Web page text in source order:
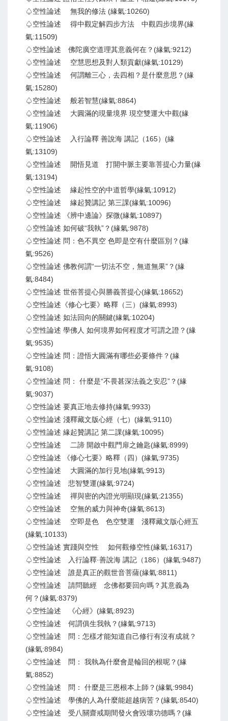
♤空性論述 無我的修法 (緣氣:10260)
♤空性論述 得中觀定解四步方法 中觀四步境界(緣
氣:11509)
♤空性論述 佛陀廣空道理其意義何在？(緣氣:9212)
♤空性論述 空慧思想及對人類貢獻(緣氣:10129)
♤空性論述 何謂離三心，去四相？是什麼意思？(緣
氣:15280)
♤空性論述 般若智慧(緣氣:8864)
♤空性論述 大圓滿的現量境界 現空雙運大中觀(緣
氣:11906)
♤空性論述 入行論釋 善說海 講記（165）(緣
氣:13109)
♤空性論述 開悟見道 打開中脈主要靠菩提心力量(緣
氣:13194)
♤空性論述 緣起性空的中道哲學(緣氣:10912)
♤空性論述 緣起贊講記 第三課(緣氣:10096)
♤空性論述 《辨中邊論》探微(緣氣:10897)
♤空性論述 如何破“我執”？(緣氣:9878)
♤空性論述 問：色不異空 色即是空有什麼區別？(緣
氣:9526)
♤空性論述 佛教何謂“一切法不空，無道無果”？(緣
氣:8484)
♤空性論述 世俗菩提心與勝義菩提心(緣氣:18652)
♤空性論述《修心七要》略釋（三）(緣氣:8993)
♤空性論述 如法回向的關鍵(緣氣:10204)
♤空性論述 學佛人 如何境界如何程度才可謂之證？(緣
氣:9535)
♤空性論述 問：證悟大圓滿有哪些必要條件？(緣
氣:9108)
♤空性論述 問： 什麼是“不畏甚深法義之安忍”？(緣
氣:9037)
♤空性論述 要真正地去修持(緣氣:9933)
♤空性論述 淺釋藏文版心經（七）(緣氣:9110)
♤空性論述 緣起贊講記 第二課(緣氣:10095)
♤空性論述 二諦 開啟中觀門扉之鑰匙(緣氣:8999)
♤空性論述 《修心七要》略釋（四）(緣氣:9735)
♤空性論述 大圓滿的加行見地(緣氣:9913)
♤空性論述 悲智雙運(緣氣:9724)
♤空性論述 禪與密的內證光明顯現(緣氣:21355)
♤空性論述 空無的威力與神奇(緣氣:8613)
♤空性論述 空即是色 色空雙運 淺釋藏文版心經五
(緣氣:10133)
♤空性論述 實踐與空性 如何觀修空性(緣氣:16317)
♤空性論述 入行論釋·善說海 講記（186）(緣氣:9487)
♤空性論述 誰是真正的觀世音菩薩(緣氣:8811)
♤空性論述 請問聽經 念佛都要回向嗎？其意義為
何？(緣氣:8379)
♤空性論述 《心經》(緣氣:8923)
♤空性論述 何謂俱生我執？(緣氣:9713)
♤空性論述 問：怎樣才能知道自己修行有沒有成就？
(緣氣:8984)
♤空性論述 問： 我執為什麼會是輪回的根呢？(緣
氣:8852)
♤空性論述 問： 什麼是三恩根本上師？(緣氣:9984)
♤空性論述 學佛的人為什麼能超越病苦？(緣氣:8540)
♤空性論述 受八關齋戒期間發火會毀壞功德嗎？(緣